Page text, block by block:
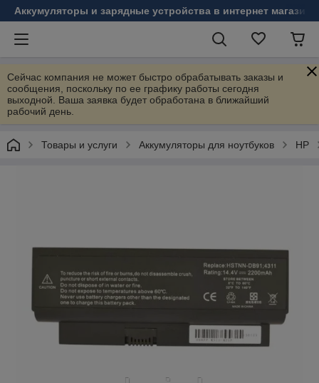
Аккумуляторы и зарядные устройства в интернет магазине
Сейчас компания не может быстро обрабатывать заказы и
сообщения, поскольку по ее графику работы сегодня
выходной. Ваша заявка будет обработана в ближайший
рабочий день.
Товары и услуги Аккумуляторы для ноутбуков HP